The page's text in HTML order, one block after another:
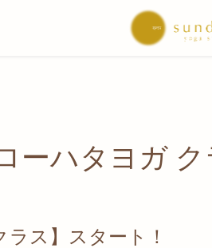
ーハタヨガ
ラス】スタート！